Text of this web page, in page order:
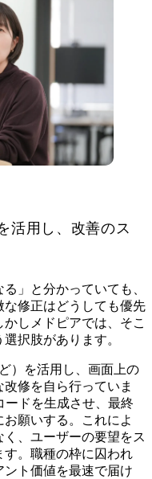
活用し、改善のス
」と分かっていても、
な修正はどうしても優先
しメドピアでは、そこ
択肢があります。
）を活用し、画面上の
修を自ら行っていま
ドを生成させ、最終
願いする。これによ
、ユーザーの要望をス
す。職種の枠に囚われ
ト価値を最速で届け